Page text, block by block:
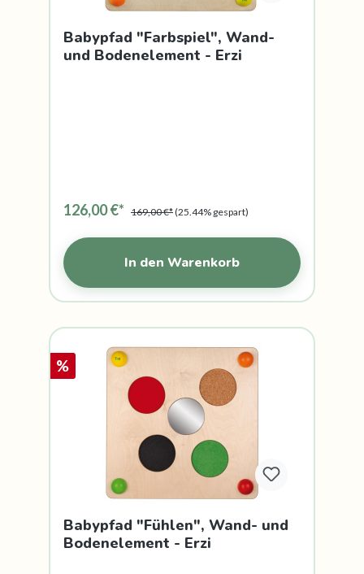
Babypfad "Farbspiel", Wand-
und Bodenelement - Erzi
126,00 €* 169,00 €*(25.44% gespart)
In den Warenkorb
%
Babypfad "Fühlen", Wand- und
Bodenelement - Erzi